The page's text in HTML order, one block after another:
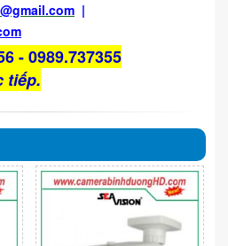
@gmail.com |
- 0989.737355
tiếp.